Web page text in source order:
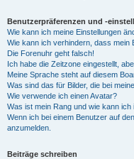
Benutzerpräferenzen und -
Wie kann ich meine Einstellungen
Wie kann ich verhindern, dass mein
Die Forenuhr geht falsch!
Ich habe die Zeitzone eingestellt,
Meine Sprache steht auf diesem
Was sind das für Bilder, die bei
Wie verwende ich einen Avatar?
Was ist mein Rang und wie kann ich
Wenn ich bei einem Benutzer auf
anzumelden.
Beiträge schreiben